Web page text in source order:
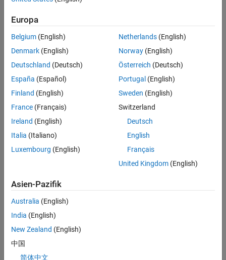
The plot below shows the load voltages and currents over time.
Europa
Belgium (English)
Denmark (English)
Deutschland (Deutsch)
España (Español)
Finland (English)
France (Français)
Ireland (English)
Italia (Italiano)
Luxembourg (English)
Netherlands(English)
Norway(English)
Österreich (Deutsch)
Portugal (English)
Sweden (English)
Switzerland
Deutsch
English
Français
United Kingdom(English)
Asien-Pazifik
Australia (English)
India (English)
New Zealand (English)
中国
简体中文